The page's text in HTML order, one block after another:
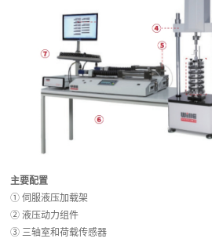
主要配置
① 伺服液压加载架
② 液压动力组件
③ 三轴室和荷载传感器